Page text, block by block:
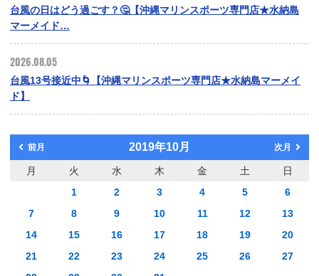
台風の日はどう過ごす？🤔【沖縄マリンスポーツ専門店★水納島
マーメイド…
2026.08.05
台風13号接近中🌀【沖縄マリンスポーツ専門店★水納島マーメイ
ド】
前月 2019年10月 次月
月 火 水 木 金 土
日
1
2 3 4 5
6
7
8 9 10 11 12
13
14
15 16 17 18 19
20
21
22 23 24 25 26
27